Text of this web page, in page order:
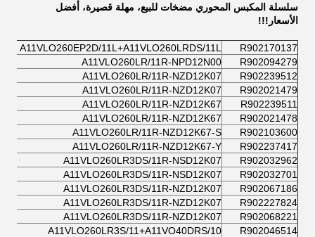
سلسلة المكبس المحوري مضخات للبيع، مهلة قصيرة، أفضل
الأسعار!!!
R902170137
A11VLO260EP2D/11L+A11VLO260LRDS/11L
R902094279
A11VLO260LR/11R-NPD12N00
R902239512
A11VLO260LR/11R-NZD12K07
R902021479
A11VLO260LR/11R-NZD12K07
R902239511
A11VLO260LR/11R-NZD12K67
R902021478
A11VLO260LR/11R-NZD12K67
R902103600
A11VLO260LR/11R-NZD12K67-S
R902237417
A11VLO260LR/11R-NZD12K67-Y
R902032962
A11VLO260LR3DS/11R-NSD12K07
R902032701
A11VLO260LR3DS/11R-NSD12K07
R902067186
A11VLO260LR3DS/11R-NZD12K07
R902227824
A11VLO260LR3DS/11R-NZD12K07
R902068221
A11VLO260LR3DS/11R-NZD12K07
R902046514
A11VLO260LR3S/11+A11VO40DRS/10